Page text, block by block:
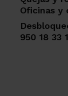
Oficinas y
950 18 33